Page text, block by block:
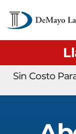
Sin Costo